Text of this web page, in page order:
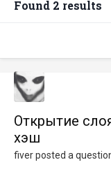
Found 2 results
Открытие
хэш
fiverposted a